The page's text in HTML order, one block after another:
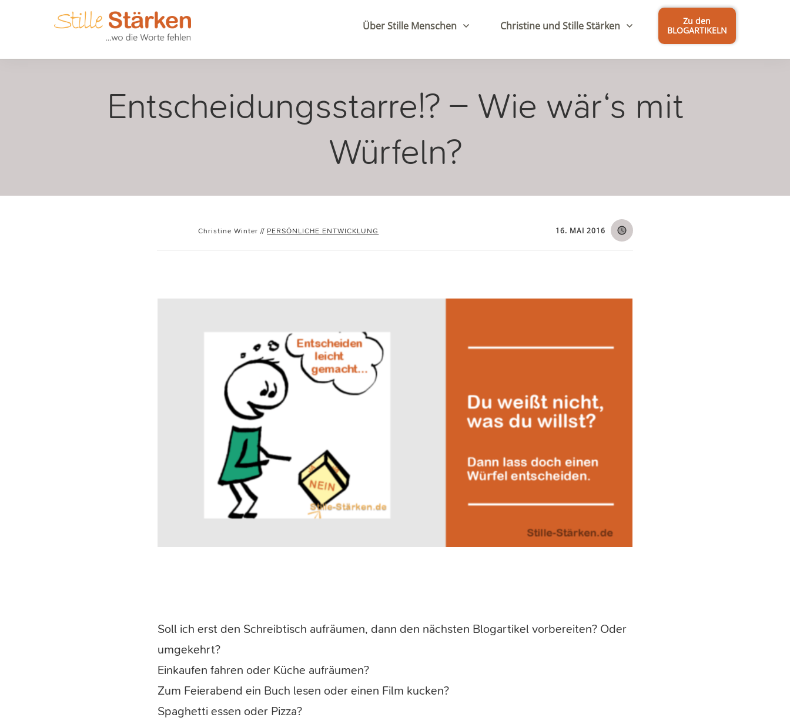
Über Stille Menschen Christine und Stille Stärken
Zu den
BLOGARTIKELN
Entscheidungsstarre!? – Wie wär‘s mit
Würfeln?
Christine Winter // PERSÖNLICHE ENTWICKLUNG 16. MAI 2016
Soll ich erst den Schreibtisch aufräumen, dann den nächsten Blogartikel vorbereiten? Oder
umgekehrt?
Einkaufen fahren oder Küche aufräumen?
Zum Feierabend ein Buch lesen oder einen Film kucken?
Spaghetti essen oder Pizza?